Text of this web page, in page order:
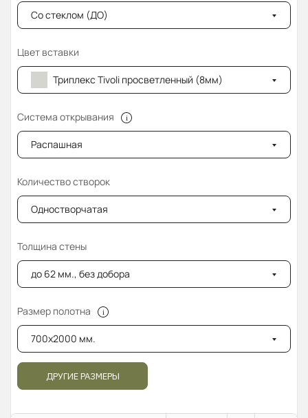
Со стеклом (ДО)
Цвет вставки
Триплекс Tivoli просветленный (8мм)
Система открывания
Распашная
Количество створок
Одностворчатая
Толщина стены
до 62 мм., без добора
Размер полотна
700x2000 мм.
ДРУГИЕ РАЗМЕРЫ